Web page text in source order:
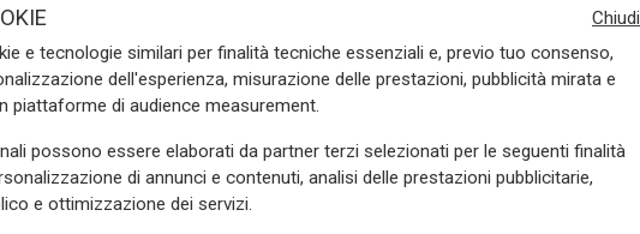
Liguria seguiteci sul
suFacebook
Chiudi
e tecnologie similari per finalità tecniche essenziali e, previo tuo consenso,
dell'esperienza, misurazione delle prestazioni, pubblicità mirata e
piattaforme di audience measurement.
possono essere elaborati da partner terzi selezionati per le seguenti finalità
di annunci e contenuti, analisi delle prestazioni pubblicitarie,
e ottimizzazione dei servizi.